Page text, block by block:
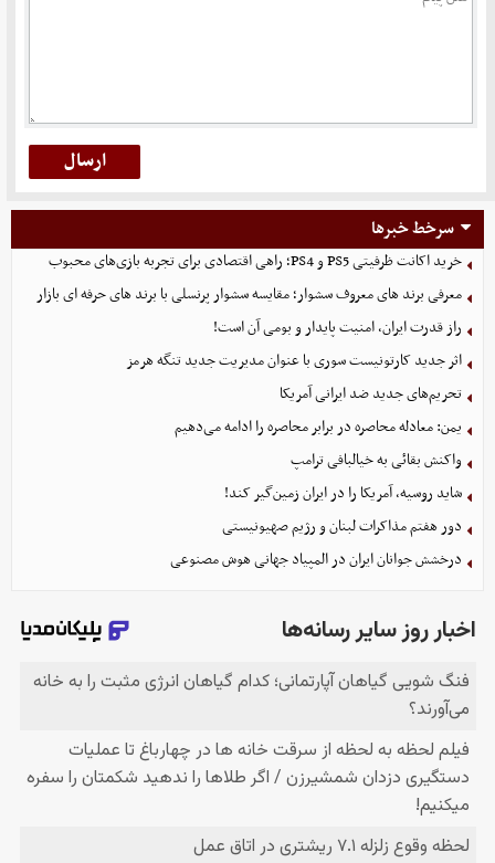
سرخط خبرها
خرید اکانت ظرفیتی PS5 و PS4؛ راهی اقتصادی برای تجربه بازی‌های محبوب
معرفی برند های معروف سشوار؛ مقایسه سشوار پرنسلی با برند های حرفه ای بازار
راز قدرت ایران، امنیت پایدار و بومی آن است!
اثر جدید کارتونیست سوری با عنوان مدیریت جدید تنگه هرمز
تحریم‌های جدید ضد ایرانی آمریکا
یمن: معادله محاصره در برابر محاصره را ادامه می‌دهیم
واکنش بقائی به خیالبافی ترامپ
شاید روسیه، آمریکا را در ایران زمین‌گیر کند!
دور هفتم مذاکرات لبنان و رژیم صهیونیستی
درخشش جوانان ایران در المپیاد جهانی هوش مصنوعی